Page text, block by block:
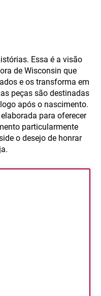
Essa é a visão
de Wisconsin que
e os transforma em
peças são destinadas
após o nascimento.
para oferecer
particularmente
o desejo de honrar